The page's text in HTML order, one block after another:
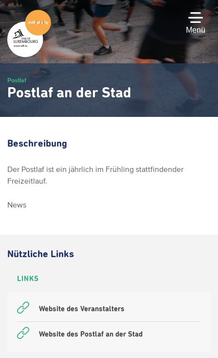
Zum
Hauptinhalt
gehen
Menü
Postlaf
Postlaf an der Stad
Beschreibung
Der Postlaf ist ein jährlich im Frühling stattfindender
Freizeitlauf.
News
Nützliche Links
LINKS
Website des Veranstalters
Website des Postlaf an der Stad